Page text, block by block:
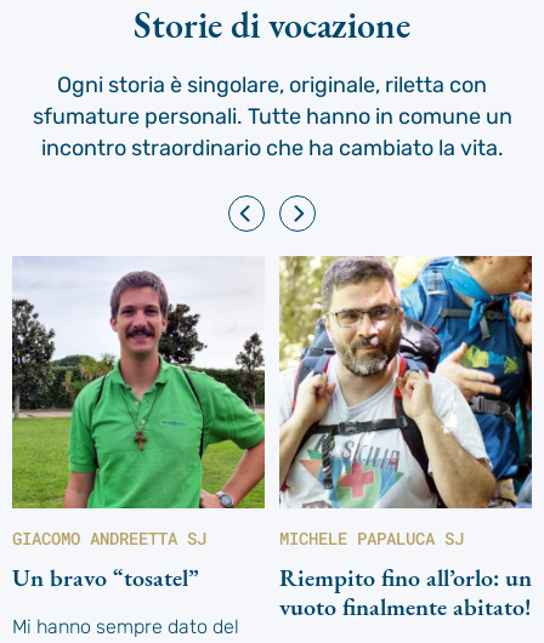
Storie di vocazione
Ogni storia è singolare, originale, riletta con
sfumature personali. Tutte hanno in comune un
incontro straordinario che ha cambiato la vita.
GIACOMO ANDREETTA SJ
Un bravo “tosatel”
Mi hanno sempre dato del
MICHELE PAPALUCA SJ
Riempito fino all’orlo: un
vuoto finalmente abitato!